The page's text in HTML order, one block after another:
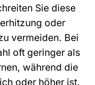
Sie diese
oder
vermeiden. Bei
oft geringer als
während die
oder höher ist.